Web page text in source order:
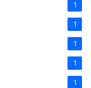
1
1
1
1
1